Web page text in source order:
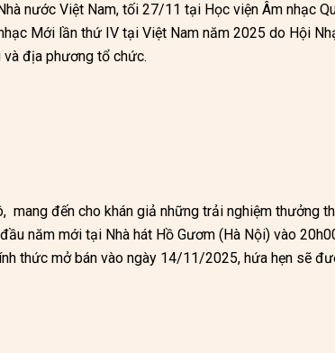
nước Việt Nam, tối 27/11 tại Học viện Âm nhạc
Mới lần thứ IV tại Việt Nam năm 2025 do Hội
mang đến cho khán giả những trải nghiệm thưởng
năm mới tại Nhà hát Hồ Gươm (Hà Nội) vào
thức mở bán vào ngày 14/11/2025, hứa hẹn sẽ